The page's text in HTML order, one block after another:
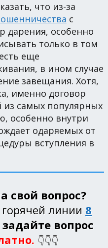
что из-за
с
дарения, особенно
только в том
еще
в ином случае
завещания. Хотя,
именно договор
из самых популярных
особенно внутри
одаряемых от
вступления в
свой вопрос?
линии 8
вопрос
👇👇👇